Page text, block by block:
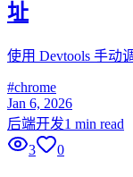
址
使用 Devtools 手动
#chrome
Jan 6, 2026
后端开发1 min read
3
0